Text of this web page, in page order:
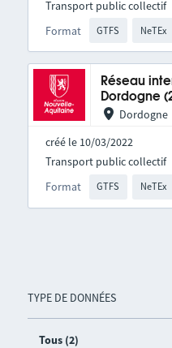
TYPE DE DONNÉES
Tous (2)
Format GTFS NeTEx
Transport public collectif
Réseau
Dordogne
Dordogne
créé le 10/03/2022
Format GTFS NeTEx
Transport public collectif